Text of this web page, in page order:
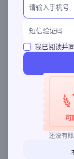
我已阅读并
可
还没有